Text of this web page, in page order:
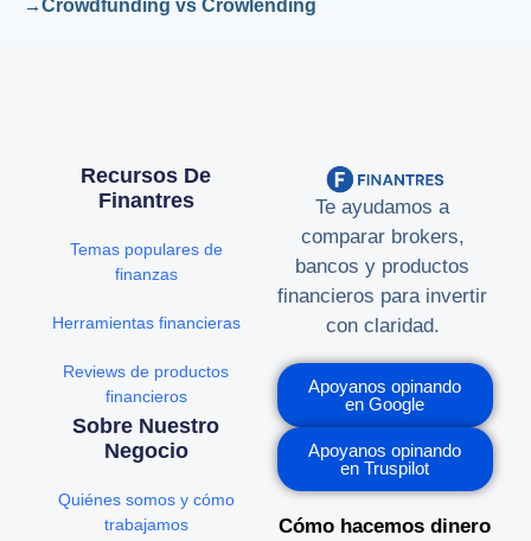
Crowdfunding vs Crowlending
Te ayudamos a
comparar brokers,
bancos y productos
financieros para invertir
con claridad.
Apoyanos opinando
en Google
Apoyanos opinando
en Truspilot
Cómo hacemos dinero
Recursos De
Finantres
Temas populares de
finanzas
Herramientas financieras
Reviews de productos
financieros
Sobre Nuestro
Negocio
Quiénes somos y cómo
trabajamos